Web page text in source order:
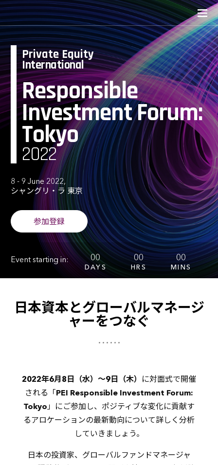
Private Equity
International
Responsible
Investment Forum:
Tokyo
2022
8 - 9 June 2022,
シャングリ・ラ 東京
参加登録
Event starting in: 00
DAYS
00
HRS
00
MINS
日本資本とグローバルマネージ
ャーをつなぐ
2022年6月8日（水）～9日（木）
に対面式で開催
される「 PEI Responsible Investment Forum:
Tokyo」にご参加し、ポジティブな変化に貢献す
るアロケーションの最新動向について詳しく分析
していきましょう。
日本の投資家、グローバルファンドマネージャ